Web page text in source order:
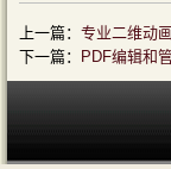
上一篇： 专业二维动
下一篇：
PDF编辑和